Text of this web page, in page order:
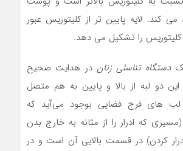
می کند. لایه پایین تر از کلیتوریس عبور
را تشکیل می دهد.
دستگاه تناسلی زنان در هدایت صحیح
این دو لبه از بالا و پایین به هم متصل
لب ‌های فرج فضایی بوجود می‌آید که
که ادرار را از مثانه به خارج بدن
کردن) در قسمت بالایی آن است و در